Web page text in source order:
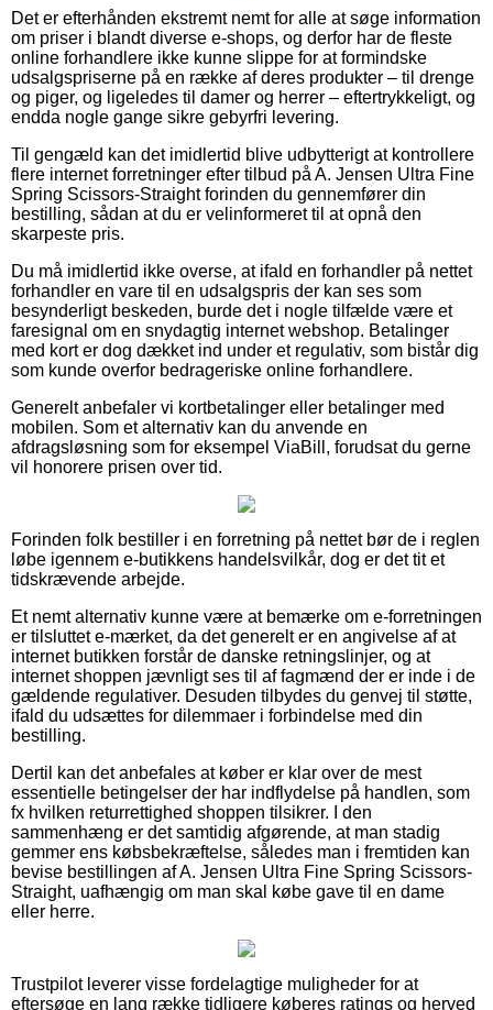
Det er efterhånden ekstremt nemt for alle at søge information
om priser i blandt diverse e-shops, og derfor har de fleste
online forhandlere ikke kunne slippe for at formindske
udsalgspriserne på en række af deres produkter – til drenge
og piger, og ligeledes til damer og herrer – eftertrykkeligt, og
endda nogle gange sikre gebyrfri levering.
Til gengæld kan det imidlertid blive udbytterigt at kontrollere
flere internet forretninger efter tilbud på A. Jensen Ultra Fine
Spring Scissors-Straight forinden du gennemfører din
bestilling, sådan at du er velinformeret til at opnå den
skarpeste pris.
Du må imidlertid ikke overse, at ifald en forhandler på nettet
forhandler en vare til en udsalgspris der kan ses som
besynderligt beskeden, burde det i nogle tilfælde være et
faresignal om en snydagtig internet webshop. Betalinger
med kort er dog dækket ind under et regulativ, som bistår dig
som kunde overfor bedrageriske online forhandlere.
Generelt anbefaler vi kortbetalinger eller betalinger med
mobilen. Som et alternativ kan du anvende en
afdragsløsning som for eksempel ViaBill, forudsat du gerne
vil honorere prisen over tid.
Forinden folk bestiller i en forretning på nettet bør de i reglen
løbe igennem e-butikkens handelsvilkår, dog er det tit et
tidskrævende arbejde.
Et nemt alternativ kunne være at bemærke om e-forretningen
er tilsluttet e-mærket, da det generelt er en angivelse af at
internet butikken forstår de danske retningslinjer, og at
internet shoppen jævnligt ses til af fagmænd der er inde i de
gældende regulativer. Desuden tilbydes du genvej til støtte,
ifald du udsættes for dilemmaer i forbindelse med din
bestilling.
Dertil kan det anbefales at køber er klar over de mest
essentielle betingelser der har indflydelse på handlen, som
fx hvilken returrettighed shoppen tilsikrer. I den
sammenhæng er det samtidig afgørende, at man stadig
gemmer ens købsbekræftelse, således man i fremtiden kan
bevise bestillingen af A. Jensen Ultra Fine Spring Scissors-
Straight, uafhængig om man skal købe gave til en dame
eller herre.
Trustpilot leverer visse fordelagtige muligheder for at
eftersøge en lang række tidligere køberes ratings og herved